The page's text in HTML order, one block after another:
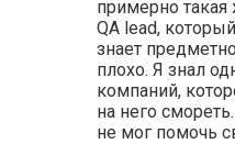
примерно такая
QA lead,
знает
плохо. Я знал
компаний,
на него
не мог помочь